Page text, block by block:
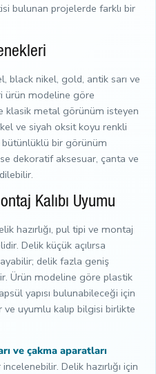
bulunan projelerde farklı bir
black nikel, gold, antik sarı ve
ürün modeline göre
klasik metal görünüm isteyen
ve siyah oksit koyu renkli
bir görünüm
dekoratif aksesuar, çanta ve
Kalıbı Uyumu
hazırlığı, pul tipi ve montaj
Delik küçük açılırsa
delik fazla geniş
Ürün modeline göre plastik
yapısı bulunabileceği için
uyumlu kalıp bilgisi birlikte
ve çakma aparatları
Delik hazırlığı için